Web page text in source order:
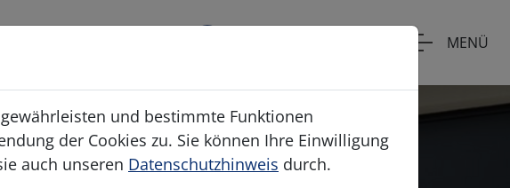
MENÜ
und bestimmte Funktionen
der Cookies zu. Sie können Ihre Einwilligung
auch unseren Datenschutzhinweis durch.